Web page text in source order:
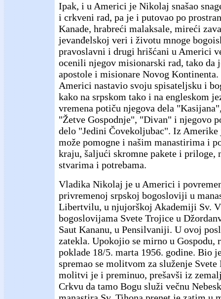
Ipak, i u Americi je Nikolaj snašao
i crkveni rad, pa je i putovao po
Kanade, hrabreći malaksale, mireći
jevanđelskoj veri i životu mnoge
pravoslavni i drugi hrišćani u Americi
ocenili njegov misionarski rad, tako da
apostole i misionare Novog
Americi nastavio svoju spisateljsku i
kako na srpskom tako i na engleskom
vremena potiču njegova dela
"Žetve Gospodnje", "Divan" i njegovo
delo "Jedini Čovekoljubac". Iz
može pomogne i našim manastirima i
kraju, šaljući skromne pakete i priloge,
stvarima i potrebama.
Vladika Nikolaj je u Americi i
privremenoj srpskoj bogosloviji u
Libertvilu, u njujorškoj Akademiji Sv.
bogoslovijama Svete Trojice u
Saut Kananu, u Pensilvaniji. U ovoj
zatekla. Upokojio se mirno u Gospodu,
poklade 18/5. marta 1956. godine. Bio
spremao se molitvom za služenje
molitvi je i preminuo, prešavši iz
Crkvu da tamo Bogu služi večnu